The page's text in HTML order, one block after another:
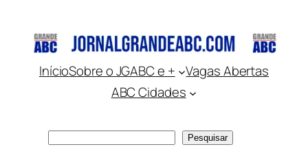
conteúdo
InícioSobre o JGABC e +
Vagas Abertas
ABC Cidades
Pesquisar